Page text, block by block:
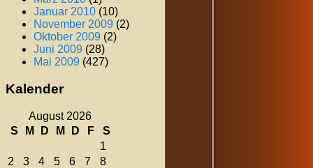
Januar 2010 (10)
November 2009 (2)
Oktober 2009 (2)
Juni 2009 (28)
Mai 2009 (427)
Kalender
August 2026
S
M D M D F
S
1
2
3 4 5 6 7
8